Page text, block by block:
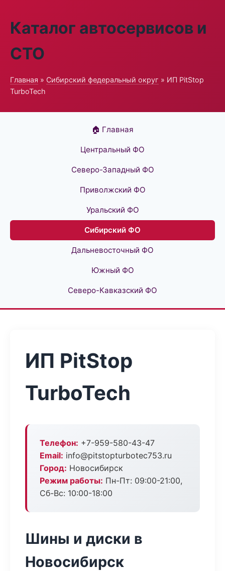
Каталог автосервисов и
СТО
Главная » Сибирский федеральный округ » ИП PitStop
TurboTech
🏠 Главная
Центральный ФО
Северо-Западный ФО
Приволжский ФО
Уральский ФО
Сибирский ФО
Дальневосточный ФО
Южный ФО
Северо-Кавказский ФО
ИП PitStop
TurboTech
Телефон: +7-959-580-43-47
Email: info@pitstopturbotec753.ru
Город: Новосибирск
Режим работы: Пн-Пт: 09:00-21:00,
Сб-Вс: 10:00-18:00
Шины и диски в
Новосибирск